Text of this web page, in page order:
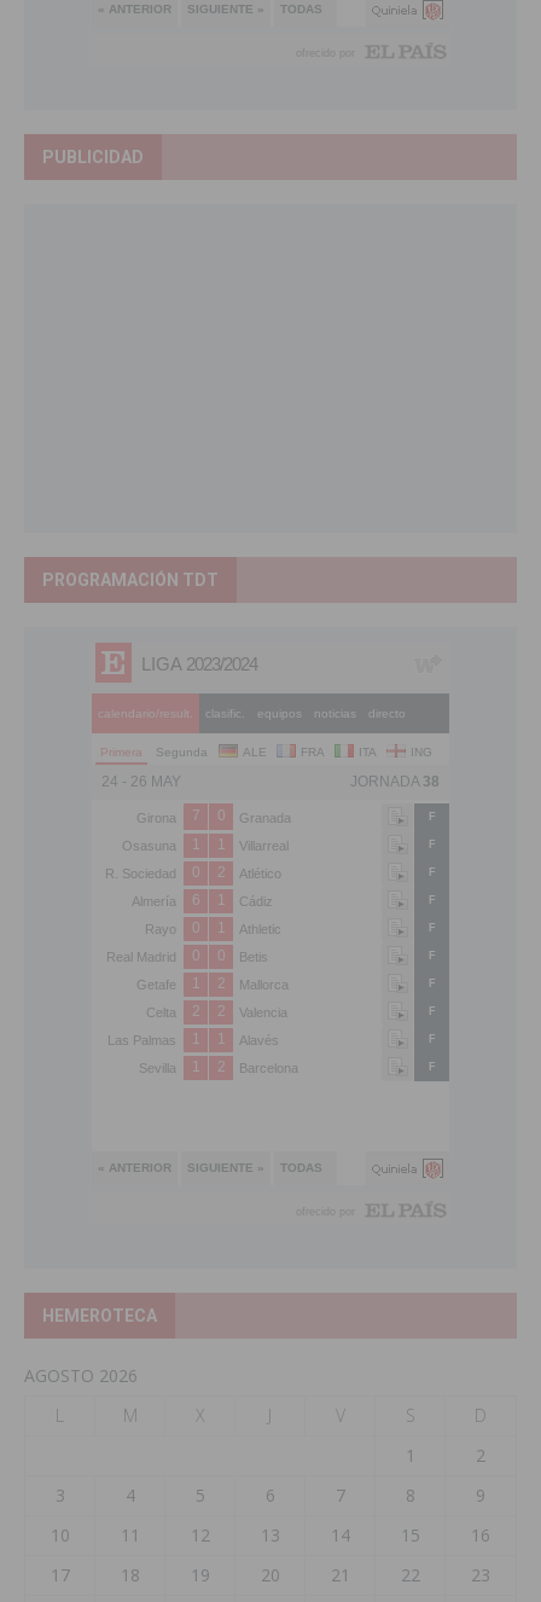
PUBLICIDAD
PROGRAMACIÓN TDT
HEMEROTECA
AGOSTO 2026
L
M X J V S
D
1
2
3
4 5 6 7 8
9
10
11 12 13 14 15
16
17
18 19 20 21 22
23